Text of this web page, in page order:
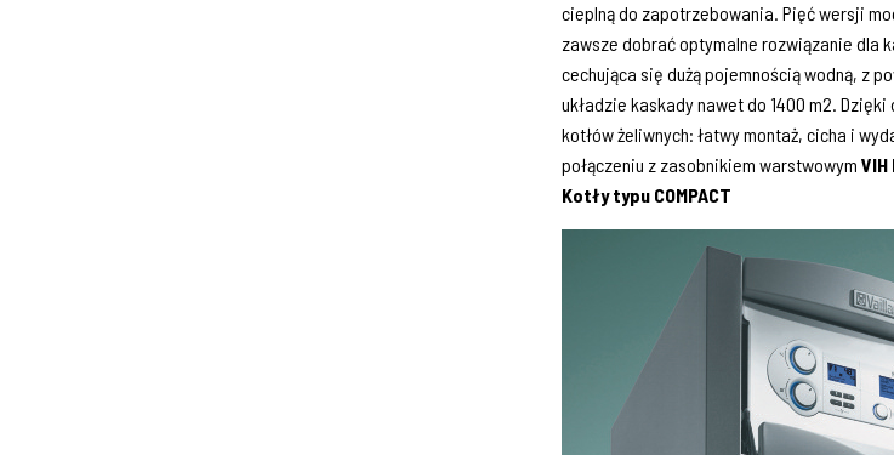
cieplną do zapotrzebowania. Pięć wersji
zawsze dobrać optymalne rozwiązanie dla
cechująca się dużą pojemnością wodną, z
układzie kaskady nawet do 1400 m2.
kotłów żeliwnych: łatwy montaż, cicha i
połączeniu z zasobnikiem warstwowym VIH
Kotły typu COMPACT